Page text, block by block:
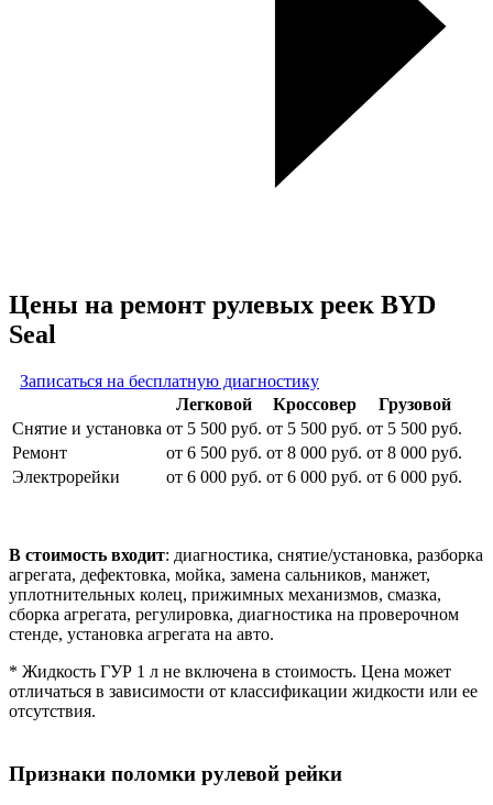
Цены на ремонт рулевых реек BYD
Seal
Записаться на бесплатную диагностику
Легковой
Кроссовер
Грузовой
Снятие и установка от 5 500 руб. от 5 500 руб. от 5 500 руб.
Ремонт
от 6 500 руб. от 8 000 руб. от 8 000 руб.
Электрорейки
от 6 000 руб. от 6 000 руб. от 6 000 руб.
В стоимость входит: диагностика, снятие/установка, разборка
агрегата, дефектовка, мойка, замена сальников, манжет,
уплотнительных колец, прижимных механизмов, смазка,
сборка агрегата, регулировка, диагностика на проверочном
стенде, установка агрегата на авто.
* Жидкость ГУР 1 л не включена в стоимость. Цена может
отличаться в зависимости от классификации жидкости или ее
отсутствия.
Признаки поломки рулевой рейки